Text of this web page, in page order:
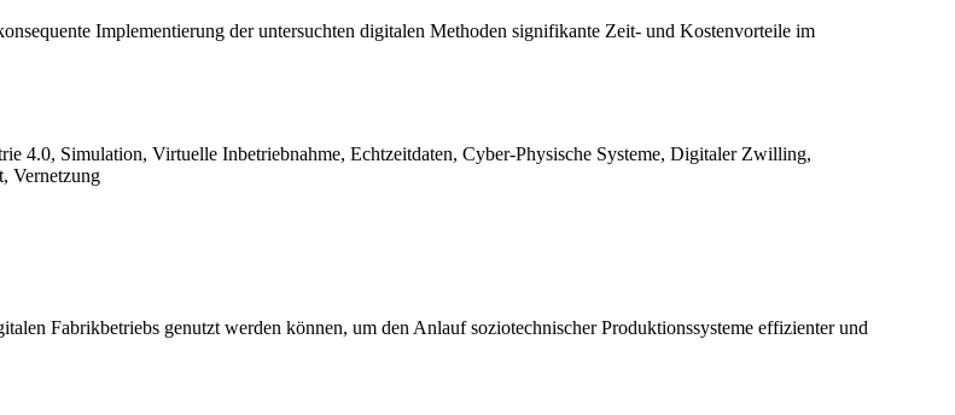
Implementierung der untersuchten digitalen Methoden signifikante Zeit- und Kostenvorteile im
4.0, Simulation, Virtuelle Inbetriebnahme, Echtzeitdaten, Cyber-Physische Systeme, Digitaler Zwilling,
Vernetzung
Fabrikbetriebs genutzt werden können, um den Anlauf soziotechnischer Produktionssysteme effizienter und